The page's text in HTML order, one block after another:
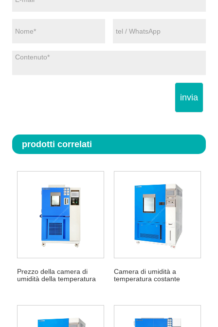
invia
prodotti correlati
Prezzo della camera di
umidità della temperatura
Camera di umidità a
temperatura costante